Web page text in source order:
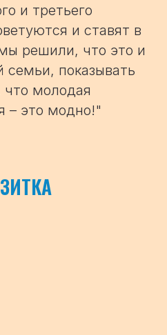
и третьего
и ставят в
решили, что это и
показывать
молодая
– это модно!"